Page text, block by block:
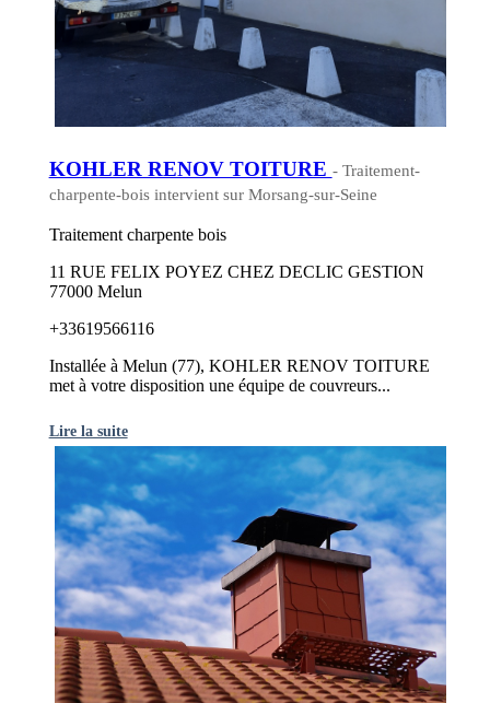
KOHLER RENOV TOITURE - Traitement-
charpente-bois intervient sur Morsang-sur-Seine
Traitement charpente bois
11 RUE FELIX POYEZ CHEZ DECLIC GESTION
77000 Melun
+33619566116
Installée à Melun (77), KOHLER RENOV TOITURE
met à votre disposition une équipe de couvreurs...
Lire la suite